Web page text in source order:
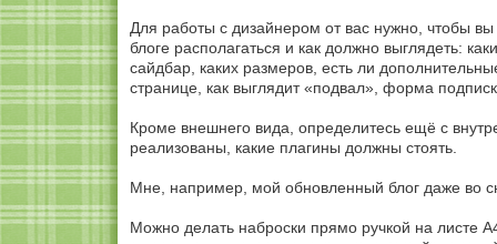
Для работы с дизайнером от вас нужно, чтобы
блоге располагаться и как должно выглядеть:
сайдбар, каких размеров, есть ли
странице, как выглядит «подвал», форма
Кроме внешнего вида, определитесь ещё с
реализованы, какие плагины должны стоять.
Мне, например, мой обновленный блог даже во
Можно делать наброски прямо ручкой на листе